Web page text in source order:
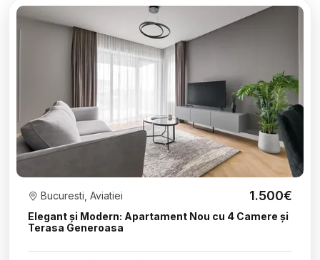
Elegant și Modern: Apartament Nou cu 4 Camere și
Terasa Generoasa
Bucuresti, Aviatiei 1.500€